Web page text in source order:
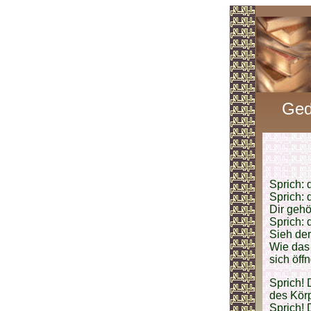
Sprich:
Sprich:
Dir
Sprich:
Sieh
Wie
sich
Sprich!
des
Sprich!